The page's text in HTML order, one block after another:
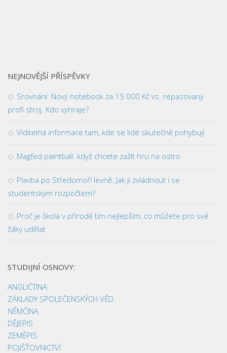
NEJNOVĚJŠÍ PŘÍSPĚVKY
Srovnání: Nový notebook za 15 000 Kč vs. repasovaný
profi stroj. Kdo vyhraje?
Viditelná informace tam, kde se lidé skutečně pohybují
Magfed paintball: když chcete zažít hru na ostro
Plavba po Středomoří levně: Jak ji zvládnout i se
studentským rozpočtem?
Proč je škola v přírodě tím nejlepším, co můžete pro své
žáky udělat
STUDIJNÍ OSNOVY:
ANGLIČTINA
ZÁKLADY SPOLEČENSKÝCH VĚD
NĚMČINA
DĚJEPIS
ZEMĚPIS
POJIŠŤOVNICTVÍ